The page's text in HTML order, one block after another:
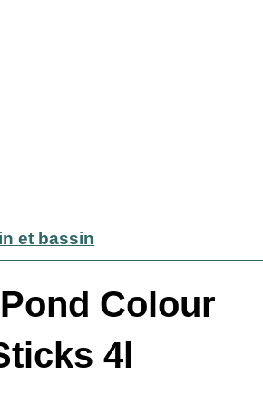
et bassin
Colour
4l